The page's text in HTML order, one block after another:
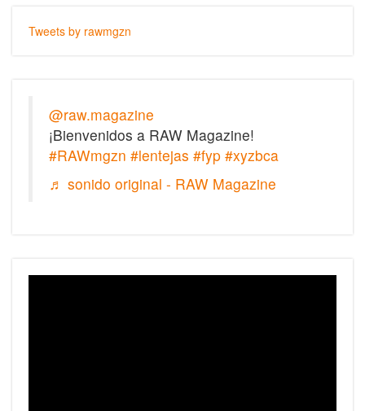
Tweets by rawmgzn
@raw.magazine
¡Bienvenidos a RAW Magazine!
#RAWmgzn #lentejas #fyp #xyzbca
♬ sonido original - RAW Magazine